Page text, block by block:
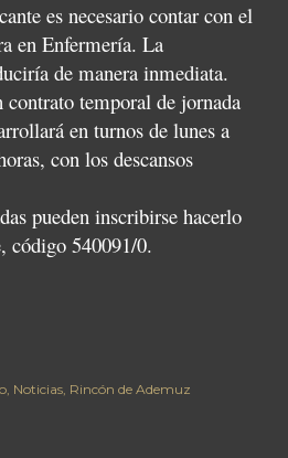
es necesario contar con el
en Enfermería. La
de manera inmediata.
contrato temporal de jornada
en turnos de lunes a
con los descansos
pueden inscribirse hacerlo
código 540091/0.
Noticias Rincón de Ademuz